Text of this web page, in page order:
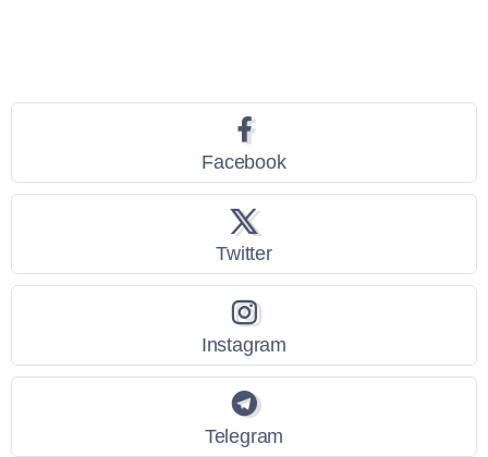
Facebook
Twitter
Instagram
Telegram